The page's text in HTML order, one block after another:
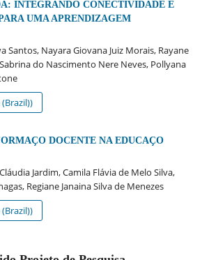
INTEGRANDO CONECTIVIDADE E
UMA APRENDIZAGEM
Santos, Nayara Giovana Juiz Morais, Rayane
do Nascimento Nere Neves, Pollyana
DOCENTE NA EDUCAÇO
Jardim, Camila Flávia de Melo Silva,
Regiane Janaina Silva de Menezes